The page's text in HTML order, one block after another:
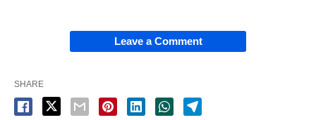
Leave a Comment
SHARE